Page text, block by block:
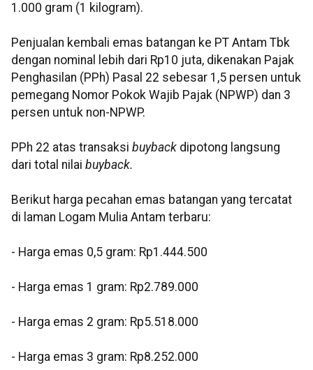
1.000 gram (1 kilogram).
Penjualan kembali emas batangan ke PT Antam Tbk
dengan nominal lebih dari Rp10 juta, dikenakan Pajak
Penghasilan (PPh) Pasal 22 sebesar 1,5 persen untuk
pemegang Nomor Pokok Wajib Pajak (NPWP) dan 3
persen untuk non-NPWP.
PPh 22 atas transaksi buyback dipotong langsung
dari total nilai buyback.
Berikut harga pecahan emas batangan yang tercatat
di laman Logam Mulia Antam terbaru:
‎‎- Harga emas 0,5 gram: Rp1.444.500
- Harga emas 1 gram: Rp2.789.000
‎- Harga emas 2 gram: Rp5.518.000
‎- Harga emas 3 gram: Rp8.252.000